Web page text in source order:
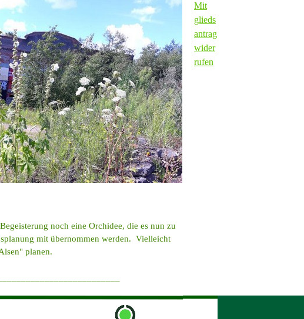
Mit
glieds
antrag
wider
rufen
noch eine Orchidee, die es nun zu
mit übernommen werden. Vielleicht
planen.